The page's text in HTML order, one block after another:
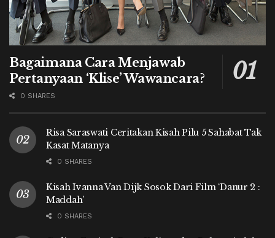
Bagaimana Cara Menjawab
Pertanyaan ‘Klise’ Wawancara?
0 SHARES
Risa Saraswati Ceritakan Kisah Pilu 5 Sahabat Tak
Kasat Matanya
0 SHARES
Kisah Ivanna Van Dijk Sosok Dari Film ‘Danur 2 :
Maddah’
0 SHARES